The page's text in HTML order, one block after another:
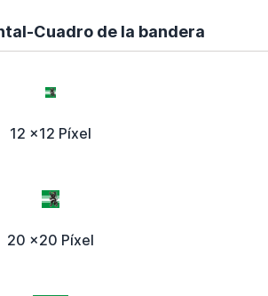
Cuadro de la bandera
12 x12 Píxel
20 x20 Píxel